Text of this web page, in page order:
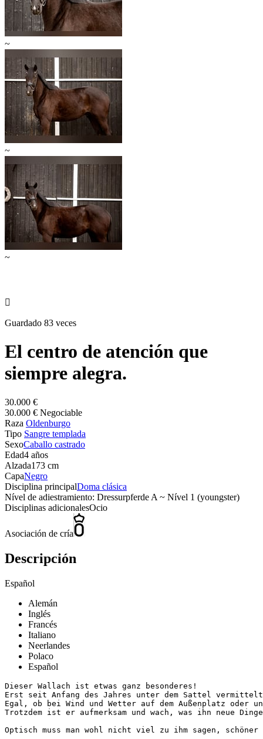
~
~
~

Guardado 83 veces
El centro de atención que
siempre alegra.
30.000 €
30.000 € Negociable
Raza Oldenburgo
Tipo Sangre templada
SexoCaballo castrado
Edad4 años
Alzada173 cm
CapaNegro
Disciplina principalDoma clásica
Nível de adiestramiento: Dressurpferde A ~ Nível 1 (youngster)
Disciplinas adicionalesOcio
Asociación de cría
Descripción
Español
Alemán
Inglés
Francés
Italiano
Neerlandes
Polaco
Español
Dieser Wallach ist etwas ganz besonderes!
Erst seit Anfang des Jahres unter dem Sattel
Egal, ob bei Wind und Wetter auf dem Außenplatz oder
Trotzdem ist er aufmerksam und wach, was ihn neue
Optisch muss man wohl nicht viel zu ihm sagen,